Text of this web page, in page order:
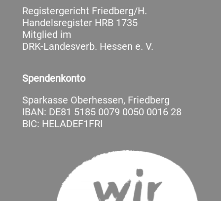
Registergericht Friedberg/H.
Handelsregister HRB 1735
Mitglied im
DRK-Landesverb. Hessen e. V.
Spendenkonto
Sparkasse Oberhessen, Friedberg
IBAN: DE81 5185 0079 0050 0016 28
BIC: HELADEF1FRI